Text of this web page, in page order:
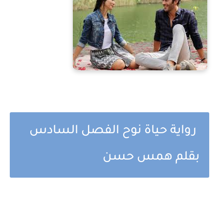
رواية حياة نوح الفصل السادس
بقلم همس حسن